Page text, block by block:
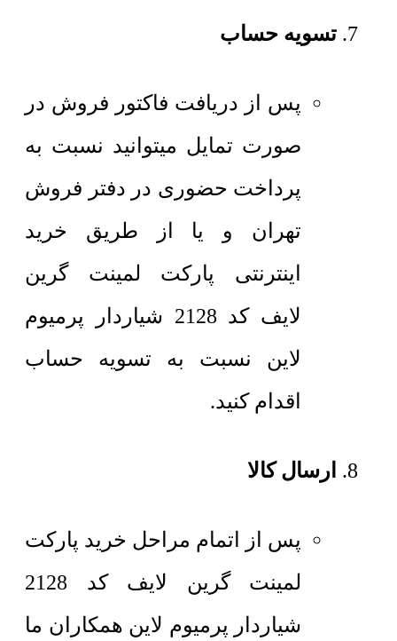
تسویه حساب
پس از دریافت فاکتور فروش در
صورت تمایل میتوانید نسبت به
پرداخت حضوری در دفتر فروش
تهران و یا از طریق خرید
اینترنتی پارکت لمینت گرین
لایف کد 2128 شیاردار پرمیوم
لاین نسبت به تسویه حساب
اقدام کنید.
ارسال کالا
پس از اتمام مراحل خرید پارکت
لمینت گرین لایف کد 2128
شیاردار پرمیوم لاین همکاران ما